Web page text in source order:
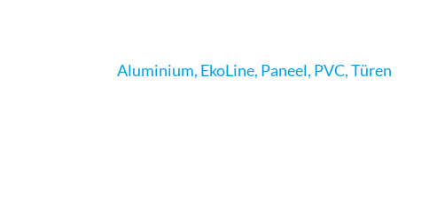
Aluminium, EkoLine, Paneel, PVC,Türen